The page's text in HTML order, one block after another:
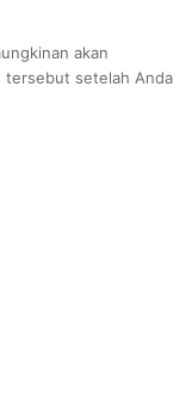
akan
tersebut setelah Anda